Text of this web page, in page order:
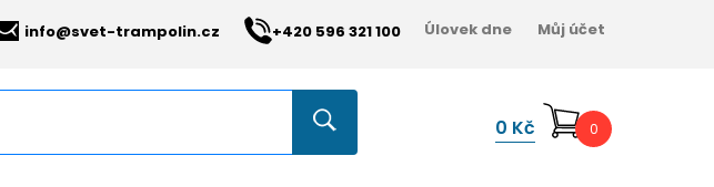
info@svet-trampolin.cz +420 596 321 100 Úlovek dne Můj účet
0 Kč 0